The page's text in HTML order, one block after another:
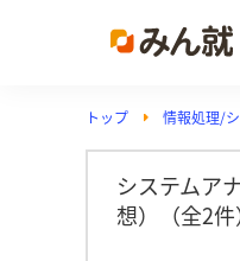
トップ 情報処理/
システムア
想）（全2件